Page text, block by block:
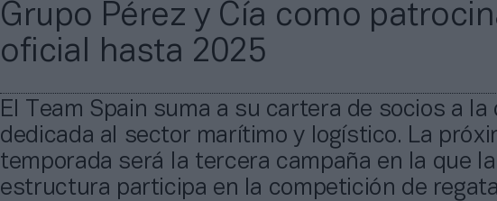
Grupo Pérez y Cía como
oficial hasta 2025
El Team Spain suma a su cartera de socios a la
dedicada al sector marítimo y logístico. La
temporada será la tercera campaña en la que la
estructura participa en la competición de